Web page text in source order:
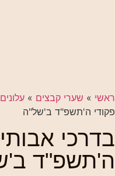
ראשי » שערי קבצים » עלונים
פקודי ה'תשפ"ד ב'של"ה
בדרכי
ה'תשפ"ד